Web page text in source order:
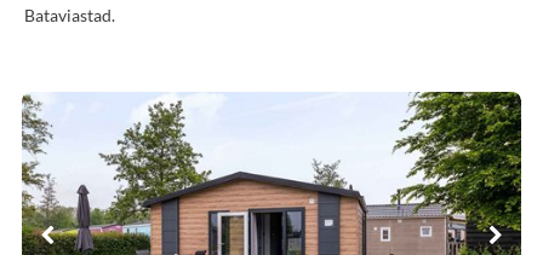
Bataviastad.